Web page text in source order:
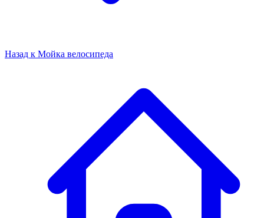
Назад к Мойка велосипеда